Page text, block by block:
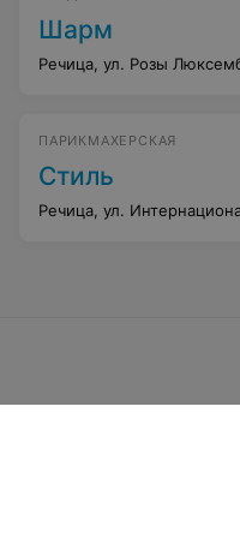
Шарм
Речица, ул. Розы
ПАРИКМАХЕРСКАЯ
Стиль
Речица, ул.